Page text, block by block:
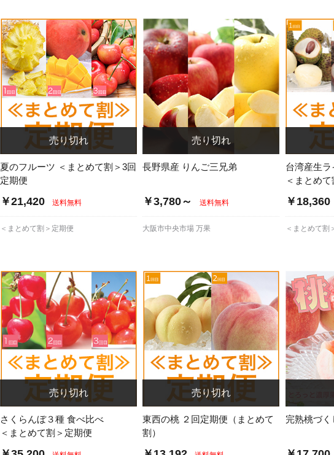
夏のフルーツ ＜まとめて割＞3回
定期便
￥21,420 送料無料
＜まとめて割＞定期便
長野県産 りんご三兄弟
￥3,780～ 送料無料
大阪市中央市場 万果
台湾産生
＜まとめ
￥18,360
＜まとめて割
さくらんぼ３種 食べ比べ
＜まとめて割＞定期便
東西の桃 ２回定期便（まとめて
割）
完熟桃づ